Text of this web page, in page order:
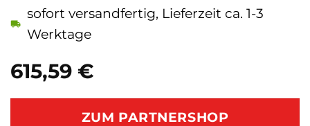
615,59 €
sofort versandfertig, Lieferzeit ca. 1-3
Werktage
ZUM PARTNERSHOP